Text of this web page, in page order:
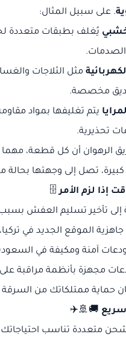
. على سبيل المثال:
يُغلف بطبقات متعددة
مثل الثلاجات
مخصصة.
يتم تغليفها بمواد
تحذيرية.
الرهوان أن كل قطعة، مهما
تصل إلى وجهتها بحالة
إذا لزم الأمر🗄️
إلى تأخير تسليم العفش
الموقع الجديد في
آمنة ومكيفة في
مجهزة بأنظمة مراقبة على
حماية ممتلكاتك من السرقة
🚚🚢✈️
متعددة تناسب